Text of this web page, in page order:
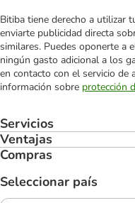
Bitiba tiene derecho a utilizar
enviarte publicidad directa
similares. Puedes oponerte a
ningún gasto adicional a los
en contacto con el servicio de
información sobre protección
Servicios
Ventajas
Compras
Seleccionar país